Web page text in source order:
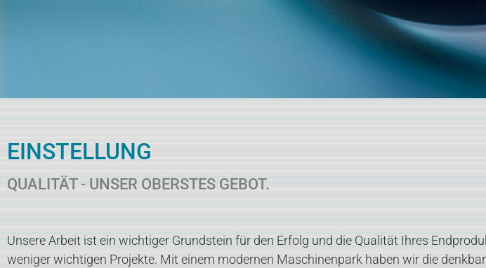
EINSTELLUNG
QUALITÄT - UNSER OBERSTES GEBOT.
Unsere Arbeit ist ein wichtiger Grundstein für den Erfolg und die Qualität Ihres
weniger wichtigen Projekte. Mit einem modernen Maschinenpark haben wir die